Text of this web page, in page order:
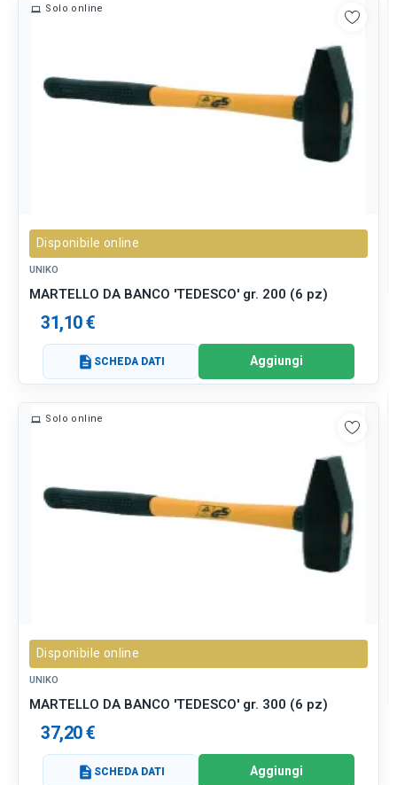
Solo online
Disponibile online
UNIKO
MARTELLO DA BANCO 'TEDESCO' gr. 200 (6 pz)
31,10 €
description SCHEDA DATI Aggiungi
Solo online
Disponibile online
UNIKO
MARTELLO DA BANCO 'TEDESCO' gr. 300 (6 pz)
37,20 €
description SCHEDA DATI Aggiungi